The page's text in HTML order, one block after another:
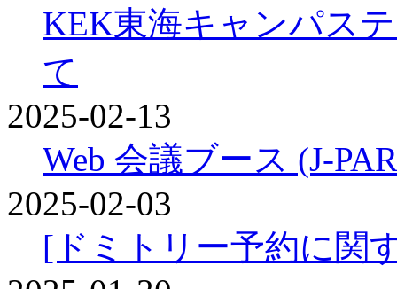
KEK東海キャンパス
て
2025-02-13
Web 会議ブース (J-
2025-02-03
[ドミトリー予約に関